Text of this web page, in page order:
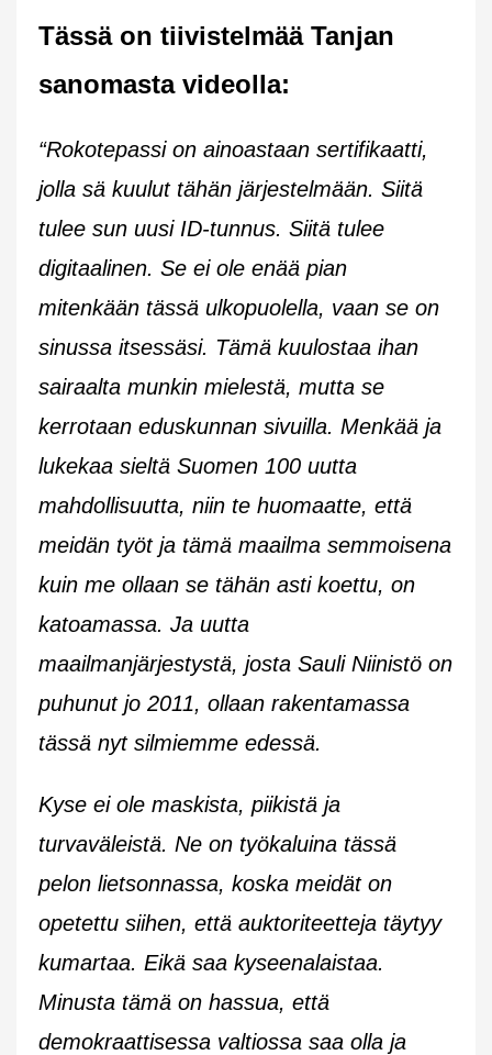
Tässä on tiivistelmää Tanjan
sanomasta videolla:
“Rokotepassi on ainoastaan sertifikaatti,
jolla sä kuulut tähän järjestelmään. Siitä
tulee sun uusi ID-tunnus. Siitä tulee
digitaalinen. Se ei ole enää pian
mitenkään tässä ulkopuolella, vaan se on
sinussa itsessäsi. Tämä kuulostaa ihan
sairaalta munkin mielestä, mutta se
kerrotaan eduskunnan sivuilla. Menkää ja
lukekaa sieltä Suomen 100 uutta
mahdollisuutta, niin te huomaatte, että
meidän työt ja tämä maailma semmoisena
kuin me ollaan se tähän asti koettu, on
katoamassa. Ja uutta
maailmanjärjestystä, josta Sauli Niinistö on
puhunut jo 2011, ollaan rakentamassa
tässä nyt silmiemme edessä.
Kyse ei ole maskista, piikistä ja
turvaväleistä. Ne on työkaluina tässä
pelon lietsonnassa, koska meidät on
opetettu siihen, että auktoriteetteja täytyy
kumartaa. Eikä saa kyseenalaistaa.
Minusta tämä on hassua, että
demokraattisessa valtiossa saa olla ja